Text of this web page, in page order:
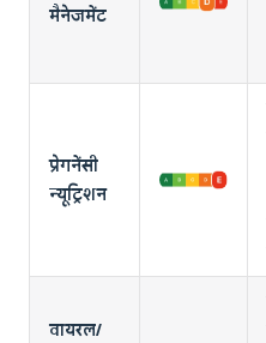
मैनेजमेंट
प्रेगनेंसी
न्यूट्रिशन
वायरल/